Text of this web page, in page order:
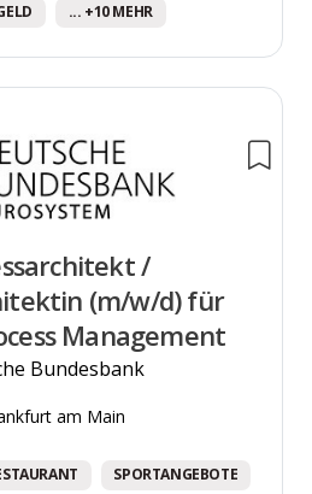
... +10 MEHR
/
(m/w/d) für
Management
Bundesbank
am Main
SPORTANGEBOTE